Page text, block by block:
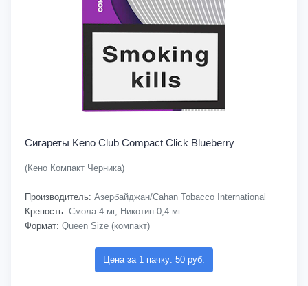
Сигареты Keno Club Compact Click Blueberry
(Кено Компакт Черника)
Производитель: Азербайджан/Cahan Tobacco International
Крепость: Смола-4 мг, Никотин-0,4 мг
Формат: Queen Size (компакт)
Цена за 1 пачку: 50 руб.